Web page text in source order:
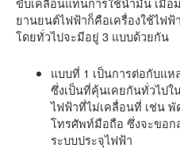
ยานยนต์ไฟฟ้าก็คือเครื่องใช้ไฟฟ้
โดยทั่วไปจะมีอยู่ 3 แบบด้วยกัน
แบบที่ 1 เป็นการต่อกับแ
ซึ่งเป็นที่คุ้นเคยกันทั่วไปใ
ไฟฟ้าที่ไม่เคลื่อนที่ เช่น
โทรศัพท์มือถือ ซึ่งจะขอก
ระบบประจุไฟฟ้า